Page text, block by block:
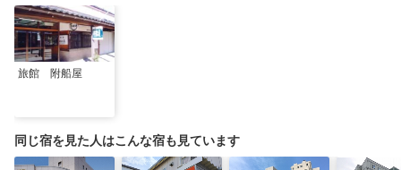
旅館 附船屋
同じ宿を見た人はこんな宿も見ています